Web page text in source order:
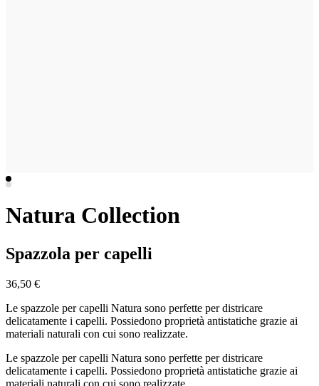
Natura Collection
Spazzola per capelli
36,50 €
Le spazzole per capelli Natura sono perfette per districare
delicatamente i capelli. Possiedono proprietà antistatiche grazie ai
materiali naturali con cui sono realizzate.
Le spazzole per capelli Natura sono perfette per districare
delicatamente i capelli. Possiedono proprietà antistatiche grazie ai
materiali naturali con cui sono realizzate.